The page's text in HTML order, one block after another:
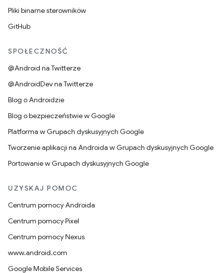
Pliki binarne sterowników
GitHub
SPOŁECZNOŚĆ
@Android na Twitterze
@AndroidDev na Twitterze
Blog o Androidzie
Blog o bezpieczeństwie w Google
Platforma w Grupach dyskusyjnych Google
Tworzenie aplikacji na Androida w Grupach dyskusyjnych Google
Portowanie w Grupach dyskusyjnych Google
UZYSKAJ POMOC
Centrum pomocy Androida
Centrum pomocy Pixel
Centrum pomocy Nexus
www.android.com
Google Mobile Services